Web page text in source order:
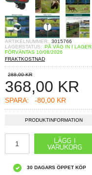
ARTIKELNUMMER: 3015766
LAGERSTATUS: PÅ VÄG IN I LAGER.
FÖRVÄNTAS 10/08/2026
FRAKTKOSTNAD
288,00 KR
368,00 KR
SPARA: -80,00 KR
PRODUKTINFORMATION
30 DAGARS ÖPPET KÖP